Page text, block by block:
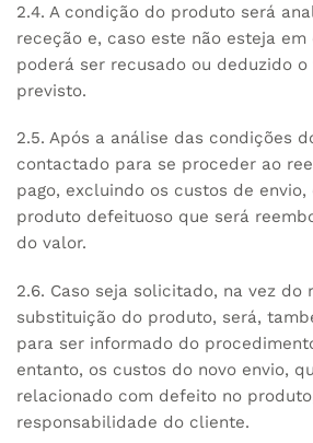
2.4. A condição do produto será
receção e, caso este não esteja
poderá ser recusado ou deduzido
previsto.
2.5. Após a análise das condições
contactado para se proceder ao
pago, excluindo os custos de
produto defeituoso que será
do valor.
2.6. Caso seja solicitado, na vez do
substituição do produto, será,
para ser informado do
entanto, os custos do novo envio,
relacionado com defeito no
responsabilidade do cliente.